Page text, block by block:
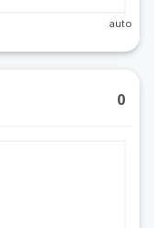
auto
0